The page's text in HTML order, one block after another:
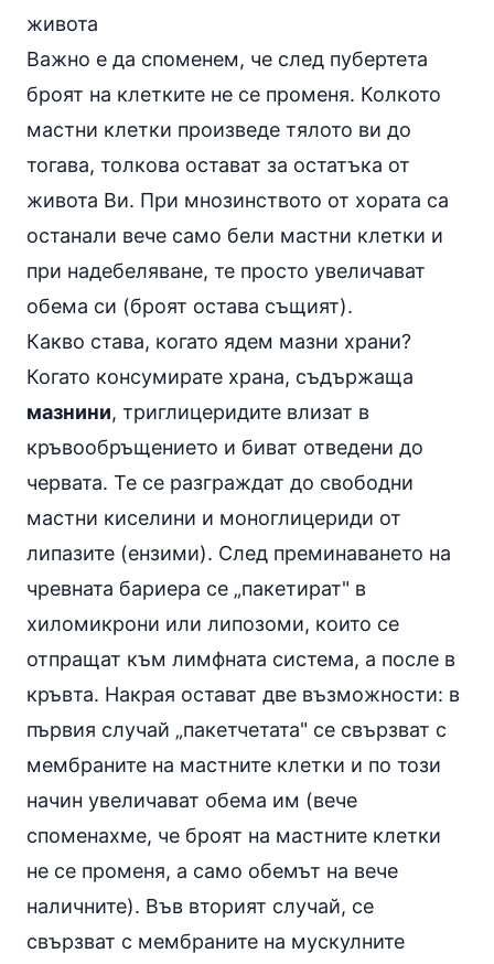
живота
Важно е да споменем, че след пубертета
броят на клетките не се променя. Колкото
мастни клетки произведе тялото ви до
тогава, толкова остават за остатъка от
живота Ви. При мнозинството от хората са
останали вече само бели мастни клетки и
при надебеляване, те просто увеличават
обема си (броят остава същият).
Какво става, когато ядем мазни храни?
Когато консумирате храна, съдържаща
мазнини, триглицеридите влизат в
кръвообръщението и биват отведени до
червата. Те се разграждат до свободни
мастни киселини и моноглицериди от
липазите (ензими). След преминаването на
чревната бариера се „пакетират" в
хиломикрони или липозоми, които се
отпращат към лимфната система, а после в
кръвта. Накрая остават две възможности: в
първия случай „пакетчетата" се свързват с
мембраните на мастните клетки и по този
начин увеличават обема им (вече
споменахме, че броят на мастните клетки
не се променя, а само обемът на вече
наличните). Във вторият случай, се
свързват с мембраните на мускулните